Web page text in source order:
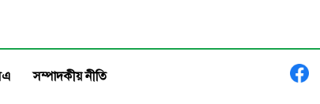
নৈতিক
ছেলে হায়দার আলী (৭০) এবং তার স্ত্রী রহিমা
সম্পাদকীয় নীতি